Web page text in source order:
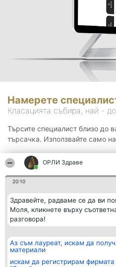
ОРЛИ Здраве
20:10
Здравейте, радваме се да ви
Моля, кликнете върху
разговора!
Аз съм лауреат, искам да
материали
искам да регистрирам фирмата
Намерете
Класацията събира, най -
Търсите специалист близо до
търсачка. Използвайте само
Организатор на
класиране
BulevardulAleea Timișul De
всички